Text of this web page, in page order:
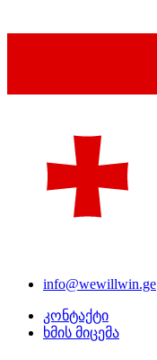
info@wewillwin.ge
კონტაქტი
ხმის მიცემა